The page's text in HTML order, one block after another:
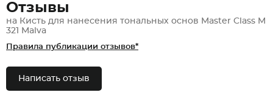
Отзывы
на Кисть для нанесения тональных основ Master Class M
321 Malva
Правила публикации отзывов*
Написать отзыв